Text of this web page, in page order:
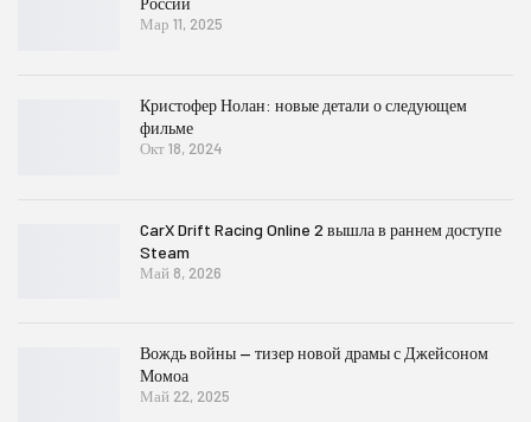
Мар 11, 2025
Кристофер Нолан: новые детали о следующем
фильме
Окт 18, 2024
CarX Drift Racing Online 2 вышла в раннем доступе
Steam
Май 8, 2026
Вождь войны — тизер новой драмы с Джейсоном
Момоа
Май 22, 2025